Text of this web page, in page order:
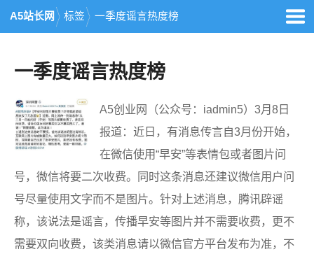
A5站长网 标签 一季度谣言热度榜
一季度谣言热度榜
A5创业网（公众号：iadmin5）3月8日
报道：近日，有消息传言自3月份开始，
在微信使用“早安”等表情包或者图片问
号，微信将要二次收费。同时这条消息还建议微信用户问
号尽量使用文字而不是图片。针对上述消息，腾讯辟谣
称，该说法是谣言，传播早安等图片并不需要收费，更不
需要双向收费，该类消息请以微信官方平台发布为准，不